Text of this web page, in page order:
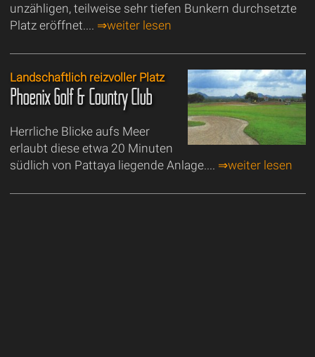
unzähligen, teilweise sehr tiefen Bunkern durchsetzte
Platz eröffnet.... ⇒weiter lesen
Landschaftlich reizvoller Platz
Phoenix Golf & Country Club
Herrliche Blicke aufs Meer
erlaubt diese etwa 20 Minuten
südlich von Pattaya liegende Anlage.... ⇒weiter lesen